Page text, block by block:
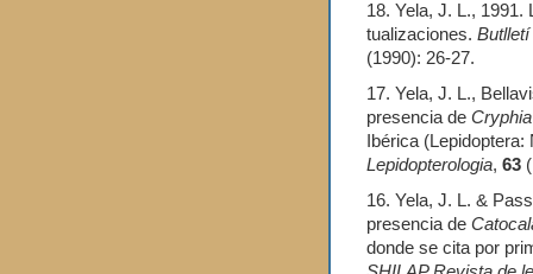
18. Yela, J. L., 1991.
tualizaciones. Butlletí
(1990): 26-27.
17. Yela, J. L.,
presencia de
Ibérica
Lepidopterologia, 63
16. Yela, J. L. &
presencia de
donde se cita por